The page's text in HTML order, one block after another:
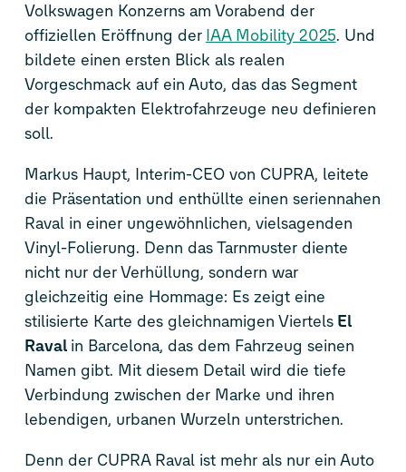
Volkswagen Konzerns am Vorabend der
offiziellen Eröffnung der IAA Mobility 2025. Und
bildete einen ersten Blick als realen
Vorgeschmack auf ein Auto, das das Segment
der kompakten Elektrofahrzeuge neu definieren
soll.
Markus Haupt, Interim-CEO von CUPRA, leitete
die Präsentation und enthüllte einen seriennahen
Raval in einer ungewöhnlichen, vielsagenden
Vinyl-Folierung. Denn das Tarnmuster diente
nicht nur der Verhüllung, sondern war
gleichzeitig eine Hommage: Es zeigt eine
stilisierte Karte des gleichnamigen Viertels El
Raval in Barcelona, das dem Fahrzeug seinen
Namen gibt. Mit diesem Detail wird die tiefe
Verbindung zwischen der Marke und ihren
lebendigen, urbanen Wurzeln unterstrichen.
Denn der CUPRA Raval ist mehr als nur ein Auto